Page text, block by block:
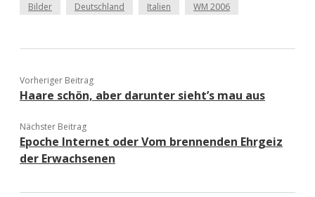
Bilder Deutschland Italien WM 2006
Vorheriger Beitrag
Haare schön, aber darunter sieht’s mau aus
Nächster Beitrag
Epoche Internet oder Vom brennenden Ehrgeiz
der Erwachsenen